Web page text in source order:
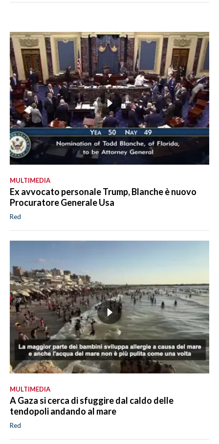
MULTIMEDIA
Ex avvocato personale Trump, Blanche è nuovo
Procuratore Generale Usa
Red
MULTIMEDIA
A Gaza si cerca di sfuggire dal caldo delle
tendopoli andando al mare
Red